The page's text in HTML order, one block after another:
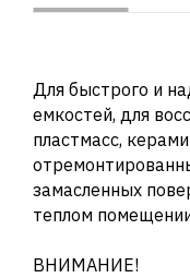
Для быстрого и
емкостей, для
пластмасс,
замасленных
теплом
ВНИМАНИЕ!